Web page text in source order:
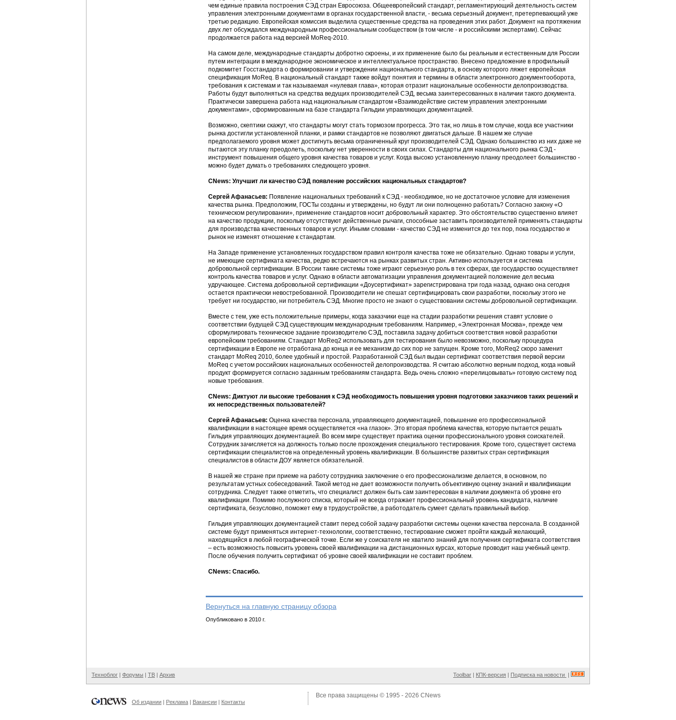
чем единые правила построения СЭД стран Евросоюза. Общеевропейский стандарт, регламентирующий деятельность систем
управления электронными документами в органах государственной власти, - весьма серьезный документ, претерпевающий уже
третью редакцию. Европейская комиссия выделила существенные средства на проведения этих работ. Документ на протяжении
двух лет обсуждался международным профессиональным сообществом (в том числе - и российскими экспертами). Сейчас
продолжается работа над версией MoReq-2010.
На самом деле, международные стандарты добротно скроены, и их применение было бы реальным и естественным для России
путем интеграции в международное экономическое и интеллектуальное пространство. Внесено предложение в профильный
подкомитет Госстандарта о формировании и утверждении национального стандарта, в основу которого ляжет европейская
спецификация MoReq. В национальный стандарт также войдут понятия и термины в области электронного документооборота,
требования к системам и так называемая «нулевая глава», которая отразит национальные особенности делопроизводства.
Работы будут выполняться на средства ведущих производителей СЭД, весьма заинтересованных в наличии такого документа.
Практически завершена работа над национальным стандартом «Взаимодействие систем управления электронными
документами», сформированным на базе стандарта Гильдии управляющих документацией.
Возможно, скептики скажут, что стандарты могут стать тормозом прогресса. Это так, но лишь в том случае, когда все участники
рынка достигли установленной планки, и рамки стандартов не позволяют двигаться дальше. В нашем же случае
предполагаемого уровня может достигнуть весьма ограниченный круг производителей СЭД. Однако большинство из них даже не
пытаются эту планку преодолеть, поскольку нет уверенности в своих силах. Стандарты для национального рынка СЭД -
инструмент повышения общего уровня качества товаров и услуг. Когда высоко установленную планку преодолеет большинство -
можно будет думать о требованиях следующего уровня.
CNews: Улучшит ли качество СЭД появление российских национальных стандартов?
Сергей Афанасьев: Появление национальных требований к СЭД - необходимое, но не достаточное условие для изменения
качества рынка. Предположим, ГОСТы созданы и утверждены, но будут ли они полноценно работать? Согласно закону «О
техническом регулировании», применение стандартов носит добровольный характер. Это обстоятельство существенно влияет
на качество продукции, поскольку отсутствуют действенные рычаги, способные заставить производителей применять стандарты
для производства качественных товаров и услуг. Иными словами - качество СЭД не изменится до тех пор, пока государство и
рынок не изменят отношение к стандартам.
На Западе применение установленных государством правил контроля качества тоже не обязательно. Однако товары и услуги,
не имеющие сертификата качества, редко встречаются на рынках развитых стран. Активно используется и система
добровольной сертификации. В России такие системы тоже играют серьезную роль в тех сферах, где государство осуществляет
контроль качества товаров и услуг. Однако в области автоматизации управления документацией положение дел весьма
удручающее. Система добровольной сертификации «Доусертификат» зарегистрирована три года назад, однако она сегодня
остается практически невостребованной. Производители не спешат сертифицировать свои разработки, поскольку этого не
требует ни государство, ни потребитель СЭД. Многие просто не знают о существовании системы добровольной сертификации.
Вместе с тем, уже есть положительные примеры, когда заказчики еще на стадии разработки решения ставят условие о
соответствии будущей СЭД существующим международным требованиям. Например, «Электронная Москва», прежде чем
сформулировать техническое задание производителю СЭД, поставила задачу добиться соответствия новой разработки
европейским требованиям. Стандарт MoReq2 использовать для тестирования было невозможно, поскольку процедура
сертификации в Европе не отработана до конца и ее механизм до сих пор не запущен. Кроме того, MoReq2 скоро заменит
стандарт MoReq 2010, более удобный и простой. Разработанной СЭД был выдан сертификат соответствия первой версии
MoReq с учетом российских национальных особенностей делопроизводства. Я считаю абсолютно верным подход, когда новый
продукт формируется согласно заданным требованиям стандарта. Ведь очень сложно «перелицовывать» готовую систему под
новые требования.
CNews: Диктуют ли высокие требования к СЭД необходимость повышения уровня подготовки заказчиков таких решений и
их непосредственных пользователей?
Сергей Афанасьев: Оценка качества персонала, управляющего документацией, повышение его профессиональной
квалификации в настоящее время осуществляется «на глазок». Это вторая проблема качества, которую пытается решать
Гильдия управляющих документацией. Во всем мире существует практика оценки профессионального уровня соискателей.
Сотрудник зачисляется на должность только после прохождения специального тестирования. Кроме того, существует система
сертификации специалистов на определенный уровень квалификации. В большинстве развитых стран сертификация
специалистов в области ДОУ является обязательной.
В нашей же стране при приеме на работу сотрудника заключение о его профессионализме делается, в основном, по
результатам устных собеседований. Такой метод не дает возможности получить объективную оценку знаний и квалификации
сотрудника. Следует также отметить, что специалист должен быть сам заинтересован в наличии документа об уровне его
квалификации. Помимо послужного списка, который не всегда отражает профессиональный уровень кандидата, наличие
сертификата, безусловно, поможет ему в трудоустройстве, а работодатель сумеет сделать правильный выбор.
Гильдия управляющих документацией ставит перед собой задачу разработки системы оценки качества персонала. В созданной
системе будут применяться интернет-технологии, соответственно, тестирование сможет пройти каждый желающий,
находящийся в любой географической точке. Если же у соискателя не хватило знаний для получения сертификата соответствия
– есть возможность повысить уровень своей квалификации на дистанционных курсах, которые проводит наш учебный центр.
После обучения получить сертификат об уровне своей квалификации не составит проблем.
CNews: Спасибо.
Вернуться на главную страницу обзора
Опубликовано в 2010 г.
Техноблог | Форумы | ТВ | Архив Toolbar | КПК-версия | Подписка на новости |
Об издании | Реклама | Вакансии | Контакты
Все права защищены © 1995 - 2026 CNews